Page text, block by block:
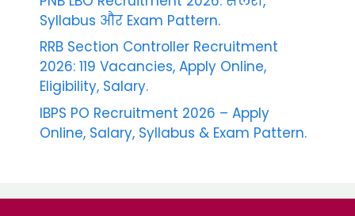
Syllabus और Exam Pattern.
RRB Section Controller Recruitment
2026: 119 Vacancies, Apply Online,
Eligibility, Salary.
IBPS PO Recruitment 2026 – Apply
Online, Salary, Syllabus & Exam Pattern.